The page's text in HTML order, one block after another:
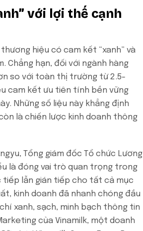
với lợi thế cạnh
hiệu có cam kết “xanh” và
Chẳng hạn, đối với ngành hàng
so với toàn thị trường từ 2.5-
cam kết ưu tiên tính bền vững
Những số liệu này khẳng định
là chiến lược kinh doanh thông
Tổng giám đốc Tổ chức Lương
là đóng vai trò quan trọng trong
lẫn gián tiếp cho tất cả mục
kinh doanh đã nhanh chóng đầu
xanh, sạch, minh bạch thông tin
của Vinamilk, một doanh